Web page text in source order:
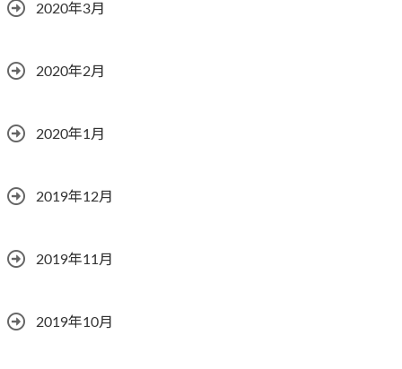
2020年3月
2020年2月
2020年1月
2019年12月
2019年11月
2019年10月